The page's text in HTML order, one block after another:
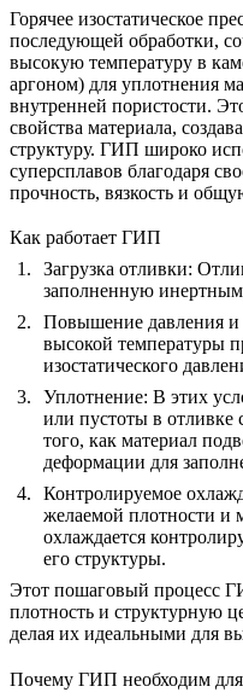
Горячее изостатическое
последующей обработки,
высокую температуру в
аргоном) для уплотнения
внутренней пористости.
свойства материала,
структуру. ГИП широко
суперсплавов благодаря
прочность, вязкость и
Как работает ГИП
Загрузка отливки:
заполненную
Повышение давления и
высокой температуры
изостатического
Уплотнение: В этих
или пустоты в отливке
того, как материал
деформации для
Контролируемое
желаемой плотности и
охлаждается
его структуры.
Этот пошаговый процесс
плотность и структурную
делая их идеальными для
Почему ГИП необходим для